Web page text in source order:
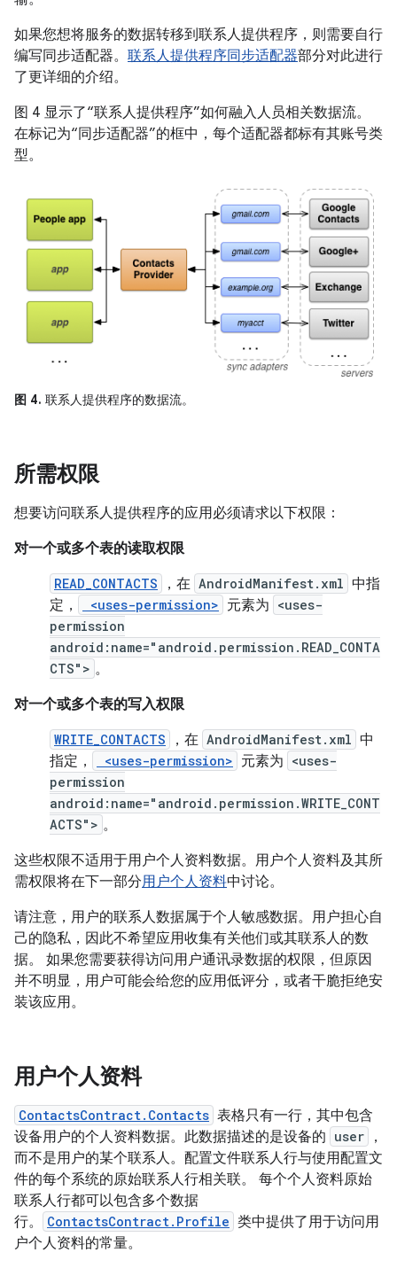
如果您想将服务的数据转移到联系人提供程序，则需要自行
编写同步适配器。 联系人提供程序同步适配器部分对此进行
了更详细的介绍。
图 4 显示了“联系人提供程序”如何融入人员相关数据流。
在标记为“同步适配器”的框中，每个适配器都标有其账号类
型。
图 4. 联系人提供程序的数据流。
所需权限
想要访问联系人提供程序的应用必须请求以下权限：
对一个或多个表的读取权限
READ_CONTACTS ，在 AndroidManifest.xml 中指
定，
<uses-permission> 元素为 <uses-
permission
android:name="android.permission.READ_CONTA
CTS"> 。
对一个或多个表的写入权限
WRITE_CONTACTS ，在 AndroidManifest.xml 中
指定，
<uses-permission> 元素为 <uses-
permission
android:name="android.permission.WRITE_CONT
ACTS"> 。
这些权限不适用于用户个人资料数据。用户个人资料及其所
需权限将在下一部分用户个人资料中讨论。
请注意，用户的联系人数据属于个人敏感数据。用户担心自
己的隐私，因此不希望应用收集有关他们或其联系人的数
据。 如果您需要获得访问用户通讯录数据的权限，但原因
并不明显，用户可能会给您的应用低评分，或者干脆拒绝安
装该应用。
用户个人资料
ContactsContract.Contacts 表格只有一行，其中包含
设备用户的个人资料数据。此数据描述的是设备的 user
，
而不是用户的某个联系人。配置文件联系人行与使用配置文
件的每个系统的原始联系人行相关联。 每个个人资料原始
联系人行都可以包含多个数据
行。
ContactsContract.Profile 类中提供了用于访问用
户个人资料的常量。